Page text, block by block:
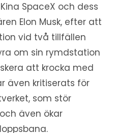
SpaceX och dess
Elon Musk, efter att
vid två tillfällen
om sin rymdstation
att krocka med
även kritiserats för
som stör
även ökar